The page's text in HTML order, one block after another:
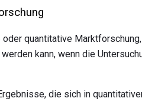
quantitative Marktforschung,
kann, wenn die
die sich in